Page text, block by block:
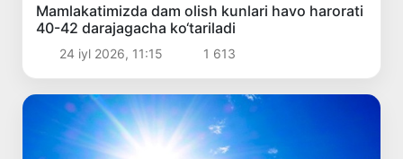
Mamlakatimizda dam olish kunlari havo harorati
40-42 darajagacha ko‘tariladi
24 iyl 2026, 11:15 1 613